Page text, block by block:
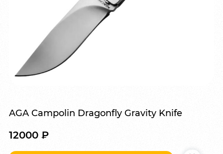
AGA Campolin Dragonfly Gravity Knife
12000 ₽